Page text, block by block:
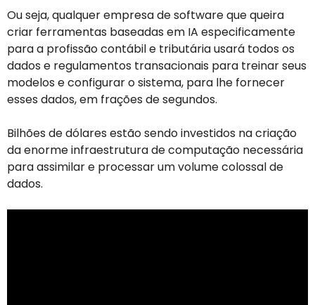
Ou seja, qualquer empresa de software que queira
criar ferramentas baseadas em IA especificamente
para a profissão contábil e tributária usará todos os
dados e regulamentos transacionais para treinar seus
modelos e configurar o sistema, para lhe fornecer
esses dados, em frações de segundos.
Bilhões de dólares estão sendo investidos na criação
da enorme infraestrutura de computação necessária
para assimilar e processar um volume colossal de
dados.